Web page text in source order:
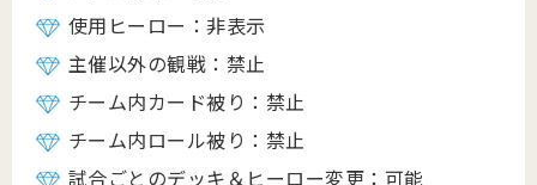
使用ヒーロー：非表示
主催以外の観戦：禁止
チーム内カード被り：禁止
チーム内ロール被り：禁止
試合ごとのデッキ＆ヒーロー変更：可能